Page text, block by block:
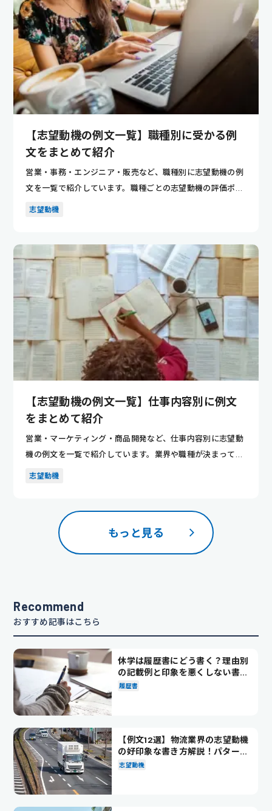
【志望動機の例文一覧】職種別に受かる例
文をまとめて紹介
営業・事務・エンジニア・販売など、職種別に志望動機の例
文を一覧で紹介しています。職種ごとの志望動機の評価ポイ
ントが分かり...
志望動機
【志望動機の例文一覧】仕事内容別に例文
をまとめて紹介
営業・マーケティング・商品開発など、仕事内容別に志望動
機の例文を一覧で紹介しています。業界や職種が決まってい
ない人でも、...
志望動機
もっと見る
Recommend
おすすめ記事はこちら
休学は履歴書にどう書く？理由別
の記載例と印象を悪くしない書き
方を解説
履歴書
【例文12選】物流業界の志望動機
の好印象な書き方解説！パターン
別の例文も紹介
志望動機